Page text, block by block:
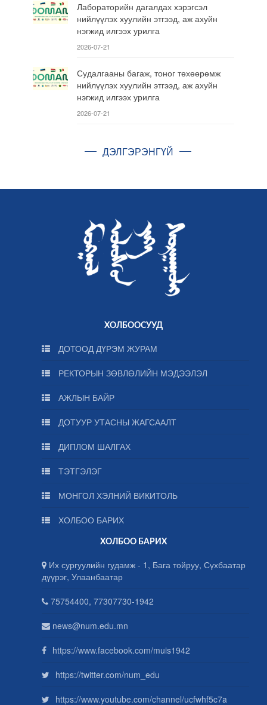
Лабораторийн дагалдах хэрэгсэл
нийлүүлэх хуулийн этгээд, аж ахуйн
нэгжид илгээх урилга
2026-07-21
Судалгааны багаж, тоног төхөөрөмж
нийлүүлэх хуулийн этгээд, аж ахуйн
нэгжид илгээх урилга
2026-07-21
ДЭЛГЭРЭНГҮЙ
ХОЛБООСУУД
ДОТООД ДҮРЭМ ЖУРАМ
РЕКТОРЫН ЗӨВЛӨЛИЙН МЭДЭЭЛЭЛ
АЖЛЫН БАЙР
ДОТУУР УТАСНЫ ЖАГСААЛТ
ДИПЛОМ ШАЛГАХ
ТЭТГЭЛЭГ
МОНГОЛ ХЭЛНИЙ ВИКИТОЛЬ
ХОЛБОО БАРИХ
ХОЛБОО БАРИХ
Их сургуулийн гудамж - 1, Бага тойруу, Сүхбаатар
дүүрэг, Улаанбаатар
75754400, 77307730-1942
news@num.edu.mn
https://www.facebook.com/muis1942
https://twitter.com/num_edu
https://www.youtube.com/channel/ucfwhf5c7a